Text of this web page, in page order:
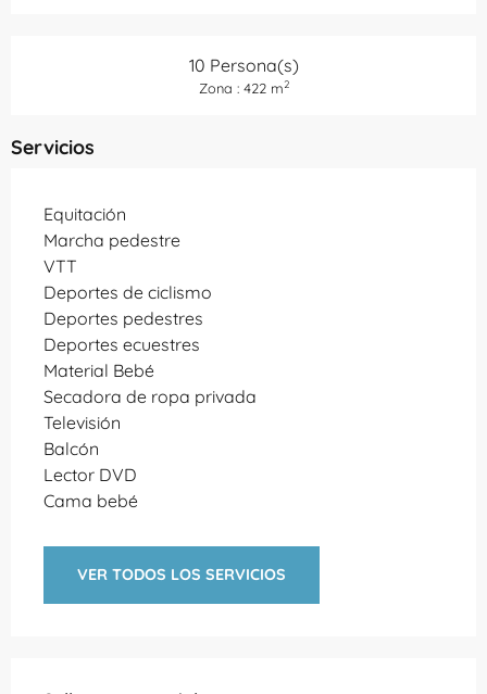
10 Persona(s)
Zona : 422 m2
Servicios
Equitación
Marcha pedestre
VTT
Deportes de ciclismo
Deportes pedestres
Deportes ecuestres
Material Bebé
Secadora de ropa privada
Televisión
Balcón
Lector DVD
Cama bebé
VER TODOS LOS SERVICIOS